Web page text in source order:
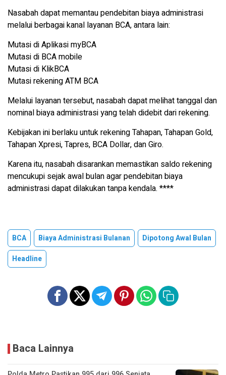
Nasabah dapat memantau pendebitan biaya administrasi
melalui berbagai kanal layanan BCA, antara lain:
Mutasi di Aplikasi myBCA
Mutasi di BCA mobile
Mutasi di KlikBCA
Mutasi rekening ATM BCA
Melalui layanan tersebut, nasabah dapat melihat tanggal dan
nominal biaya administrasi yang telah didebit dari rekening.
Kebijakan ini berlaku untuk rekening Tahapan, Tahapan Gold,
Tahapan Xpresi, Tapres, BCA Dollar, dan Giro.
Karena itu, nasabah disarankan memastikan saldo rekening
mencukupi sejak awal bulan agar pendebitan biaya
administrasi dapat dilakukan tanpa kendala. ****
BCA Biaya Administrasi Bulanan
Dipotong Awal Bulan
Headline
Baca Lainnya